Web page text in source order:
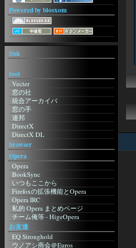
Powered by blosxom
link
tool
Vecter
窓の社
統合アーカイバ
窓の手
連邦
DirectX
DirectX DL
ねこみみの世を忍ぶ仮のHP
紙 2001
IM
MSN メッセンジャー
MSN メッセ ガイド
Regnessem
Miranda
み～ちゃんのICQ
Skype
Instant Messenger Club
辞書
Goo
browser
Opera
Opera
BookSync
いつもここから
Firefoxの拡張機能とOpera
Opera IRC
私的 Opera まとめページ
チーム俺等 - HigeOpera
Opera The Fastest Browser on Earth
Wandering Linux 5-3 (Opera
Entrance Page)
お友達
EQ Stronghold
ウノアシ商会＠Euros